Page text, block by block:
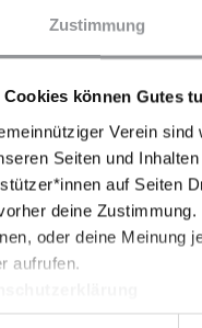
Zustimmung
Cookies können Gutes
Verein
Seiten und
auf Seiten
deine
oder deine Meinung
aufrufen.